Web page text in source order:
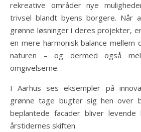
rekreative områder nye
trivsel blandt byens borgere. Når
grønne løsninger i deres projekter,
en mere harmonisk balance
naturen – og dermed også
omgivelserne.
I Aarhus ses eksempler på
grønne tage bugter sig hen over
beplantede facader bliver
årstidernes skiften.